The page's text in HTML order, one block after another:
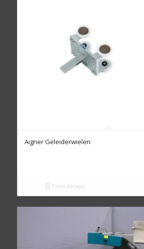
Aigner Geleiderwielen
Toon details